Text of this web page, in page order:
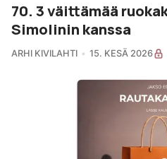
70. 3 väittämää
Simolinin kanssa
ARHI KIVILAHTI 15. KESÄ 2026